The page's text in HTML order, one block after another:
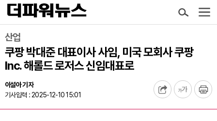
산업
쿠팡 박대준 대표이사 사임, 미국 모회사 쿠팡
Inc. 해롤드 로저스 신임대표로
이설아 기자
기사입력 : 2025-12-10 15:01